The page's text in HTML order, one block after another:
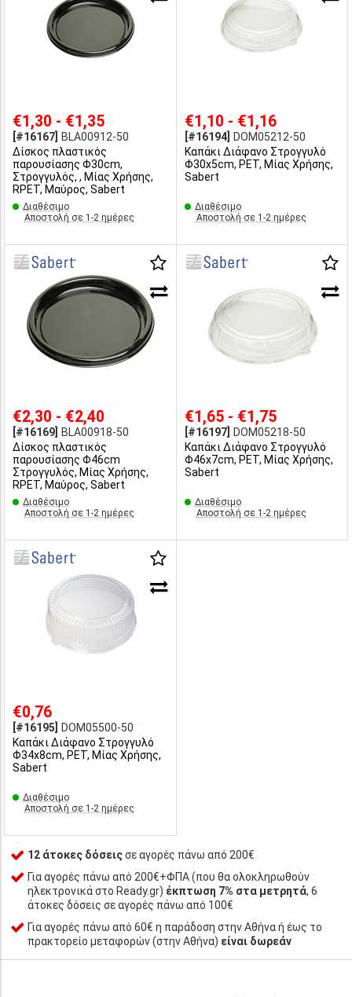
€1,30 - €1,35
[#16167]
BLA00912-50
Δίσκος πλαστικός
παρουσίασης Φ30cm,
Στρογγυλός, , Μίας Χρήσης,
RPET, Μαύρος, Sabert
Διαθέσιμο
Αποστολή σε 1-2 ημέρες
€1,10 - €1,16
[#16194]
DOM05212-50
Καπάκι Διάφανο Στρογγυλό
Φ30x5cm, PET, Μίας Χρήσης,
Sabert
Διαθέσιμο
Αποστολή σε 1-2 ημέρες
€2,30 - €2,40
[#16169]
BLA00918-50
Δίσκος πλαστικός
παρουσίασης Φ46cm
Στρογγυλός, Μίας Χρήσης,
RPET, Μαύρος, Sabert
Διαθέσιμο
Αποστολή σε 1-2 ημέρες
€1,65 - €1,75
[#16197]
DOM05218-50
Καπάκι Διάφανο Στρογγυλό
Φ46x7cm, PET, Μίας Χρήσης,
Sabert
Διαθέσιμο
Αποστολή σε 1-2 ημέρες
€0,76
[#16195]
DOM05500-50
Καπάκι Διάφανο Στρογγυλό
Φ34x8cm, PET, Μίας Χρήσης,
Sabert
Διαθέσιμο
Αποστολή σε 1-2 ημέρες
12 άτοκες δόσειςσε αγορές πάνω από 200€
Για αγορές πάνω από 200€+ΦΠΑ (που θα ολοκληρωθούν
ηλεκτρονικά στο Ready.gr) έκπτωση 7% στα μετρητά, 6
άτοκες δόσεις σε αγορές πάνω από 100€
Για αγορές πάνω από 60€ η παράδοση στην Αθήνα ή έως το
πρακτορείο μεταφορών (στην Αθήνα) είναι δωρεάν